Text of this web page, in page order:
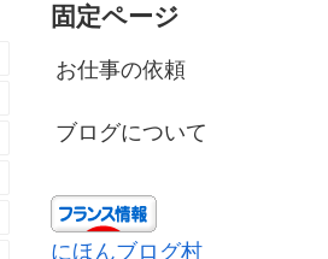
固定ページ
お仕事の依頼
ブログについて
にほんブログ村